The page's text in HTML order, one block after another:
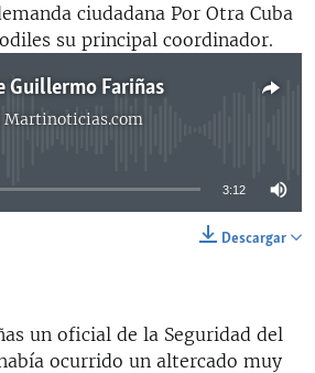
ciudadana Por Otra Cuba
su principal coordinador.
Guillermo Fariñas
source currently available
3:12
Descargar
un oficial de la Seguridad del
ocurrido un altercado muy